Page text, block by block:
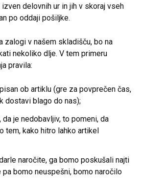
delovnih ur in jih v skoraj vseh
po oddaji pošiljke.
zalogi v našem skladišču, bo na
nekoliko dlje. V tem primeru
pravila:
ob artiklu (gre za povprečen čas,
dostavi blago do nas);
je nedobavljiv, to pomeni, da
tem, kako hitro lahko artikel
naročite, ga bomo poskušali najti
bomo neuspešni, bomo naročilo